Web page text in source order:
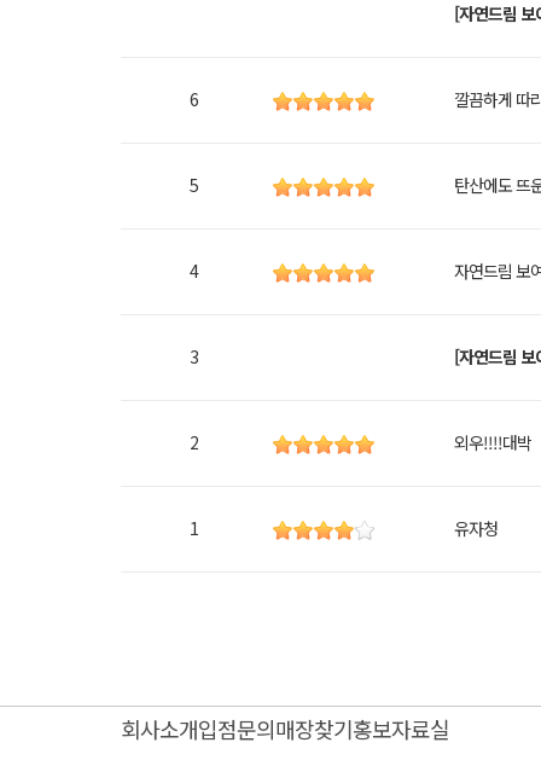
[자연드림 보
6 깔끔하게 따
5 탄산에도 뜨
4 자연드림 보
3 [자연드림 보
2 외우!!!!대박
1 유자청
회사소개입점문의매장찾기홍보자료실